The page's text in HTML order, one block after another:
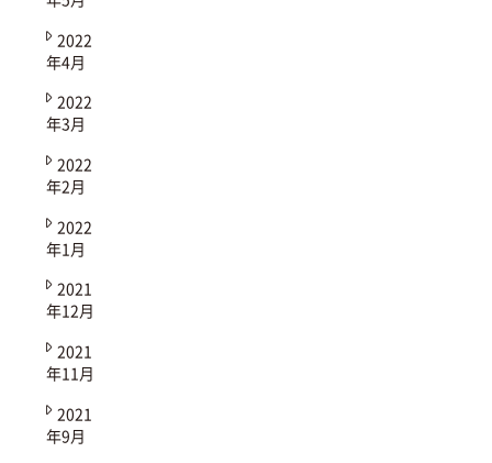
2022
年4月
2022
年3月
2022
年2月
2022
年1月
2021
年12月
2021
年11月
2021
年9月